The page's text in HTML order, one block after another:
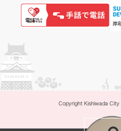
Copyright Kishiwada City